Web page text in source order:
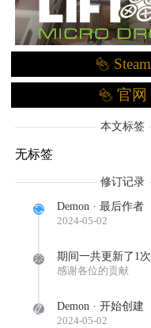
Steam
官网
本文标签
无标签
修订记录
Demon · 最后作者
2024-05-02
期间一共更新了1次
感谢各位的贡献
Demon · 开始创建
2024-05-02